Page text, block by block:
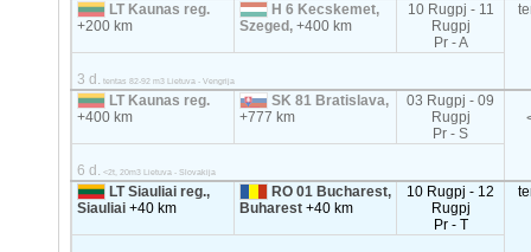
LT Kaunas reg.
+200 km
H 6 Kecskemet,
Szeged,+400 km
10 Rugpj - 11
Rugpj
Pr - A
3 d. tentas 82-92 m3 Lietuva - Vengrija
LT Kaunas reg.
+400 km
SK 81 Bratislava,
+777 km
03 Rugpj - 09
Rugpj
Pr - S
6 d. <2t, 20m3 Lietuva - Slovakija
LT Siauliai reg.,
Siauliai+40 km
RO 01 Bucharest,
Buharest+40 km
10 Rugpj - 12
Rugpj
Pr - T